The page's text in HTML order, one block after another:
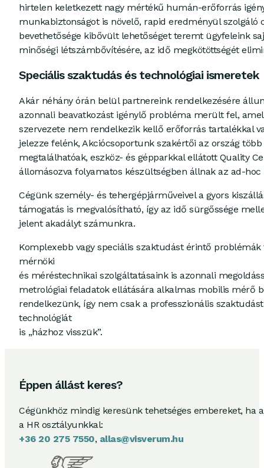
hirtelen keletkezett nagy mértékű humán-erőforrás
munkabiztonságot is növelő, rapid eredményül szolgáló
bevethetősége kibővült lehetőséget teremt ügyfeleink
minőségi létszámbővítésére, az idő megkötöttségét
Speciális szaktudás és technológiai ismeretek
Akár néhány órán belül partnereink rendelkezésére
azonnali beavatkozást igénylő probléma merült fel,
szervezete nem rendelkezik kellő erőforrás tartalékkal
jelezze felénk, Akciócsoportunk szakértői az ország
megtalálhatóak, eszköz- és gépparkkal ellátott Quality
állomásozva folyamatos készültségben állnak az ad-hoc
Cégünk személy- és tehergépjárműveivel a gyors
támogatás is megvalósítható, így az idő sürgőssége
jelent akadályt számunkra.
Komplexebb vagy speciális szaktudást érintő problémák
mérnöki
és méréstechnikai szolgáltatásaink is azonnali
metrológiai feladatok ellátására alkalmas mobilis mérő
rendelkezünk, így nem csak a professzionális
technológiát
is „házhoz visszük”.
Éppen állást keres?
Cégünkhöz mindig keresünk tehetséges embereket, ha
a HR osztályunkkal:
+36 20 275 7550, allas@visverum.hu